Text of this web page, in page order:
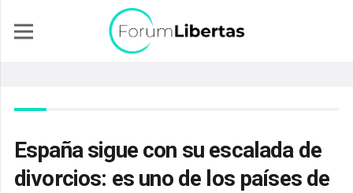
España sigue con su escalada de
divorcios: es uno de los países de